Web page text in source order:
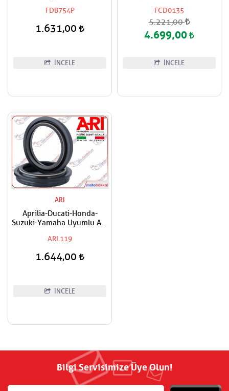
FDB754P
1.631,00
İNCELE
Takımı
FCD0135
5.221,00
4.699,00
İNCELE
ARI
Aprilia-Ducati-Honda-
Suzuki-Yamaha Uyumlu ARI
ARI.119
1.644,00
İNCELE
Bilgi Servisimize Üye Olun!